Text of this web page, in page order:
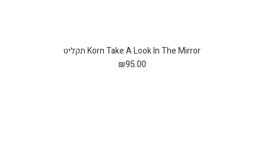
Korn Take A Look In The Mirror תקליט
₪95.00